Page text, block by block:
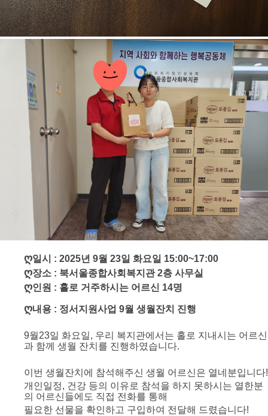
ღ일시 : 2025년 9월 23일 화요일 15:00~17:00
ღ장소 : 북서울종합사회복지관 2층 사무실
ღ인원 : 홀로 거주하시는 어르신 14명
ღ내용 : 정서지원사업 9월 생월잔치 진행
9월23일 화요일, 우리 복지관에서는 홀로 지내시는 어르신
과 함께 생월 잔치를 진행하였습니다.
이번 생월잔치에 참석해주신 생월 어르신은 열네분입니다!
개인일정, 건강 등의 이유로 참석을 하지 못하시는 열한분
의 어르신들에도 직접 전화를 통해
필요한 선물을 확인하고 구입하여 전달해 드렸습니다!